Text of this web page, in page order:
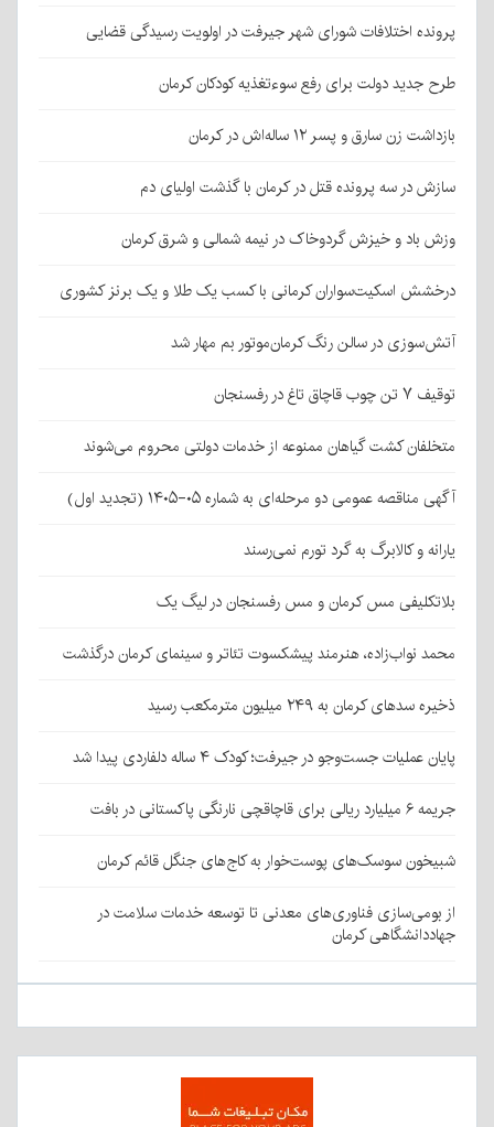
پرونده اختلافات شورای شهر جیرفت در اولویت رسیدگی قضایی
طرح جدید دولت برای رفع سوءتغذیه کودکان کرمان
بازداشت زن سارق و پسر ۱۲ ساله‌اش در کرمان
سازش در سه پرونده قتل در کرمان با گذشت اولیای دم
وزش باد و خیزش گردوخاک در نیمه شمالی و شرق کرمان
درخشش اسکیت‌سواران کرمانی با کسب یک طلا و یک برنز کشوری
آتش‌سوزی در سالن رنگ کرمان‌موتور بم مهار شد
توقیف ۷ تن چوب قاچاق تاغ در رفسنجان
متخلفان کشت گیاهان ممنوعه از خدمات دولتی محروم می‌شوند
آگهی مناقصه عمومی دو مرحله‌ای به شماره ۰۵-۱۴۰۵ (تجدید اول)
یارانه و کالابرگ به گرد تورم نمی‌رسند
بلاتکلیفی مس کرمان و مس رفسنجان در لیگ یک
محمد نواب‌زاده، هنرمند پیشکسوت تئاتر و سینمای کرمان درگذشت
ذخیره سدهای کرمان به ۲۴۹ میلیون مترمکعب رسید
پایان عملیات جست‌وجو در جیرفت؛ کودک ۴ ساله دلفاردی پیدا شد
جریمه ۶ میلیارد ریالی برای قاچاقچی نارنگی پاکستانی در بافت
شبیخون سوسک‌های پوست‌خوار به کاج‌های جنگل قائم کرمان
از بومی‌سازی فناوری‌های معدنی تا توسعه خدمات سلامت در
جهاددانشگاهی کرمان